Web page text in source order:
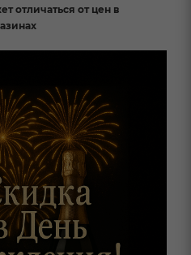
отличаться от цен в